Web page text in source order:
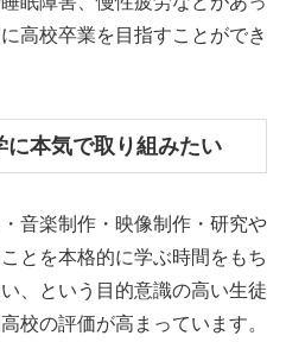
高校卒業を目指すことができ
本気で取り組みたい
音楽制作・映像制作・研究や
とを本格的に学ぶ時間をもち
、という目的意識の高い生徒
校の評価が高まっています。